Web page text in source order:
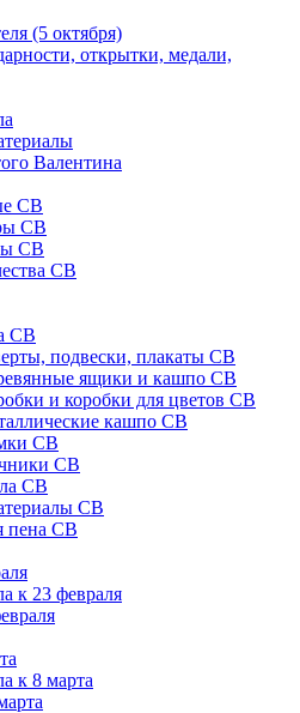
(5 октября)
открытки, медали,
Валентина
СВ
СВ
СВ
СВ
СВ
подвески, плакаты СВ
ящики и кашпо СВ
и коробки для цветов СВ
кашпо СВ
СВ
СВ
СВ
СВ
пена СВ
к 23 февраля
к 8 марта